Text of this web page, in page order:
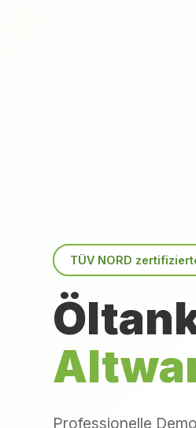
TÜV NORD
Professionelle